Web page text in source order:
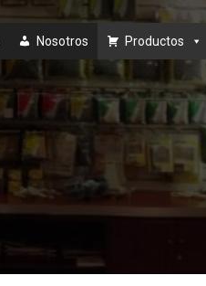
Nosotros Productos